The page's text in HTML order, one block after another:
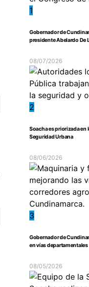
1
Gobernador de
presidente Abelardo De
08/07/2026
2
Soacha es priorizada en
Seguridad Urbana
08/06/2026
3
Gobernador de
en vías departamentales
08/05/2026